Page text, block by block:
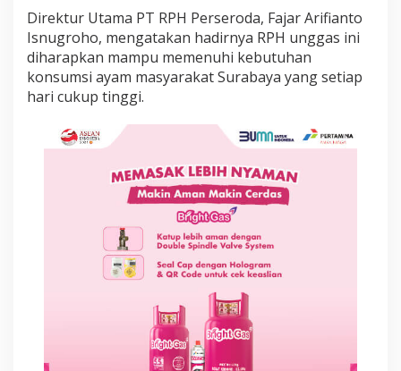
k
a
p
a
s
t
a
.
0
0
k
o
r
Direktur Utama PT RPH Perseroda, Fajar Arifianto
Isnugroho, mengatakan hadirnya RPH unggas ini
diharapkan mampu memenuhi kebutuhan
konsumsi ayam masyarakat Surabaya yang setiap
hari cukup tinggi.